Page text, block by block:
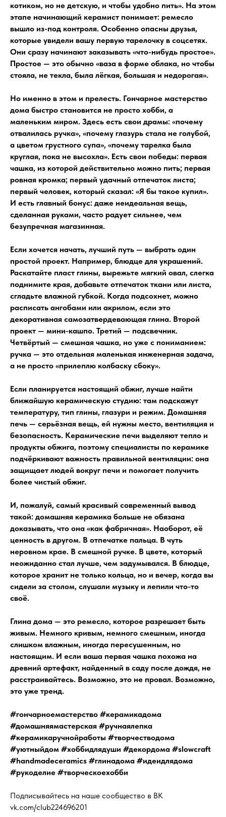
котиком, но не детскую, и чтобы удобно пить». На этом
этапе начинающий керамист понимает: ремесло
вышло из-под контроля. Особенно опасны друзья,
которые увидели вашу первую тарелочку в соцсетях.
Они сразу начинают заказывать «что-нибудь простое».
Простое — это обычно «ваза в форме облака, но чтобы
стояла, не текла, была лёгкая, большая и недорогая».
Но именно в этом и прелесть. Гончарное мастерство
дома быстро становится не просто хобби, а
маленьким миром. Здесь есть свои драмы: «почему
отвалилась ручка», «почему глазурь стала не голубой,
а цветом грустного супа», «почему тарелка была
круглая, пока не высохла». Есть свои победы: первая
чашка, из которой действительно можно пить; первая
ровная кромка; первый удачный отпечаток листа;
первый человек, который сказал: «Я бы такое купил».
И есть главный бонус: даже неидеальная вещь,
сделанная руками, часто радует сильнее, чем
безупречная магазинная.
Если хочется начать, лучший путь — выбрать один
простой проект. Например, блюдце для украшений.
Раскатайте пласт глины, вырежьте мягкий овал, слегка
поднимите края, добавьте отпечаток ткани или листа,
сгладьте влажной губкой. Когда подсохнет, можно
расписать ангобами или акрилом, если это
декоративная самозатвердевающая глина. Второй
проект — мини-кашпо. Третий — подсвечник.
Четвёртый — смешная чашка, но уже с пониманием:
ручка — это отдельная маленькая инженерная задача,
а не просто «прилеплю колбаску сбоку».
Если планируется настоящий обжиг, лучше найти
ближайшую керамическую студию: там подскажут
температуру, тип глины, глазури и режим. Домашняя
печь — серьёзная вещь, ей нужны место, вентиляция и
безопасность. Керамические печи выделяют тепло и
продукты обжига, поэтому специалисты по керамике
подчёркивают важность правильной вентиляции: она
защищает людей вокруг печи и помогает получить
более чистый обжиг.
И, пожалуй, самый красивый современный вывод
такой: домашняя керамика больше не обязана
доказывать, что она «как фабричная». Наоборот, её
ценность в другом. В отпечатке пальца. В чуть
неровном крае. В смешной ручке. В цвете, который
неожиданно стал лучше, чем задумывался. В блюдце,
которое хранит не только кольца, но и вечер, когда вы
сидели за столом, слушали музыку и лепили что-то
своё.
Глина дома — это ремесло, которое разрешает быть
живым. Немного кривым, немного смешным, иногда
слишком влажным, иногда пересушенным, но
настоящим. И если ваша первая чашка похожа на
древний артефакт, найденный в саду после дождя, не
расстраивайтесь. Возможно, это не провал. Возможно,
это уже тренд.
#гончарноемастерство #керамикадома
#домашняямастерская #ручнаялепка
#керамикаручнойработы #творчестводома
#уютныйдом #хоббидлядуши #декордома #slowcraft
#handmadeceramics #глинадома #идеидлядома
#рукоделие #творческоехобби
Подписывайтесь на наше сообщество в ВК
vk.com/club224696201